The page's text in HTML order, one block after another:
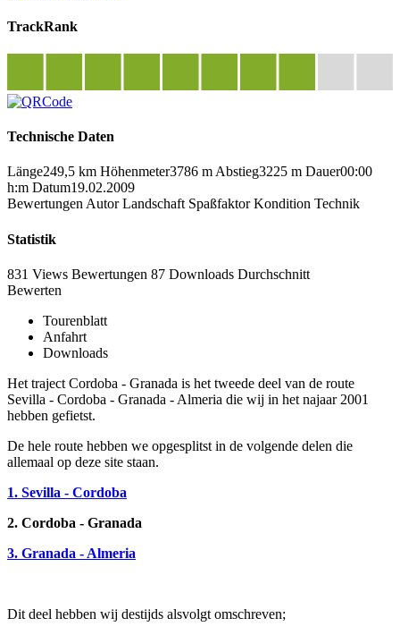
TrackRank
Technische Daten
Länge249,5 km Höhenmeter3786 m Abstieg3225 m Dauer00:00
h:m Datum19.02.2009
Bewertungen Autor Landschaft Spaßfaktor Kondition Technik
Statistik
831 Views Bewertungen 87 Downloads Durchschnitt
Bewerten
Tourenblatt
Anfahrt
Downloads
Het traject Cordoba - Granada is het tweede deel van de route
Sevilla - Cordoba - Granada - Almeria die wij in het najaar 2001
hebben gefietst.
De hele route hebben we opgesplitst in de volgende delen die
allemaal op deze site staan.
1. Sevilla - Cordoba
2. Cordoba - Granada
3. Granada - Almeria
Dit deel hebben wij destijds alsvolgt omschreven;